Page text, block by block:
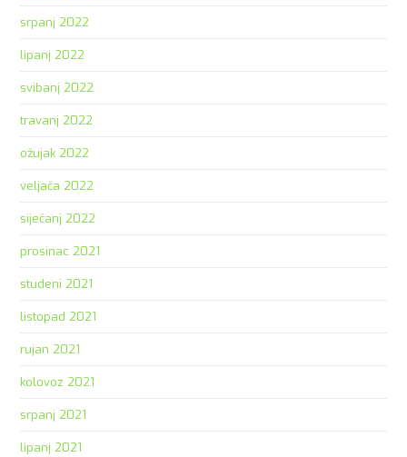
srpanj 2022
lipanj 2022
svibanj 2022
travanj 2022
ožujak 2022
veljača 2022
siječanj 2022
prosinac 2021
studeni 2021
listopad 2021
rujan 2021
kolovoz 2021
srpanj 2021
lipanj 2021